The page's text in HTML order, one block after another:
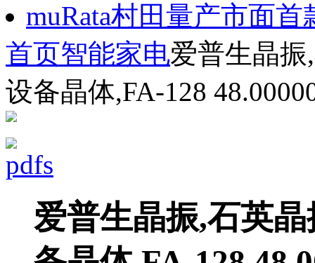
muRata村田量产市面首
首页智能家电爱普生晶振
设备晶体,FA-128
爱普生晶振,石英